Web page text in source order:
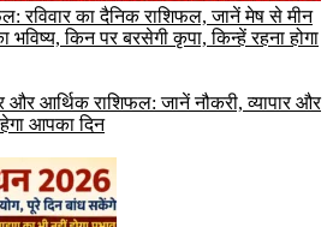
रविवार का दैनिक राशिफल, जानें मेष से मीन
भविष्य, किन पर बरसेगी कृपा, किन्हें रहना होगा
आर्थिक राशिफल: जानें नौकरी, व्यापार और
आपका दिन